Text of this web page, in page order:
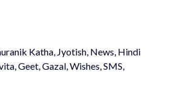
Katha, Jyotish, News, Hindi
Geet, Gazal, Wishes, SMS,